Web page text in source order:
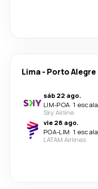
Lima- Porto Alegre
sáb 22 ago.
LIM-POA· 1 escala
Sky Airline
vie 28 ago.
POA-LIM· 1 escala
LATAM Airlines